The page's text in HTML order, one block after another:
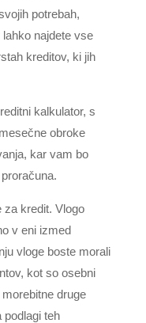
potrebah,
najdete vse
kreditov, ki jih
kalkulator, s
obroke
kar vam bo
za kredit. Vlogo
v eni izmed
vloge boste morali
kot so osebni
druge
podlagi teh